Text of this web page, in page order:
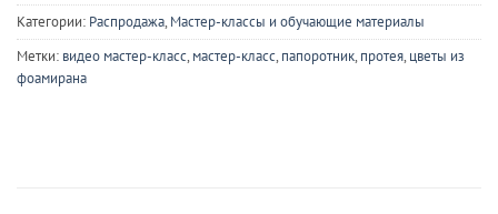
Категории: Распродажа, Мастер-классы и обучающие материалы
Метки: видео мастер-класс, мастер-класс, папоротник, протея, цветы из
фоамирана